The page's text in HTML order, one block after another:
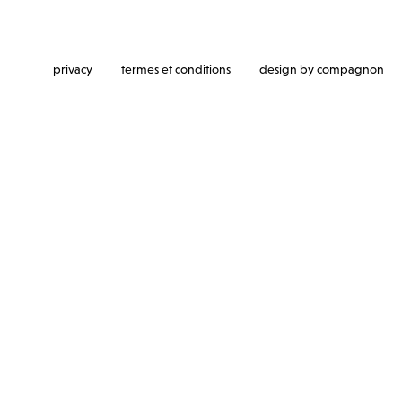
privacy termes et conditions design by compagnon